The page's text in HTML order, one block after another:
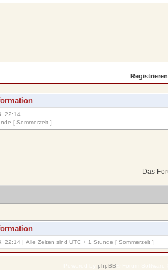
Registrieren
22:14
[ Sommerzeit ]
Das
22:14 | Alle Zeiten sind UTC + 1 Stunde [ Sommerzeit ]
phpBB